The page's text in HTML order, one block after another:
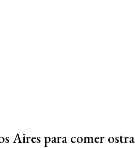
Aires para comer